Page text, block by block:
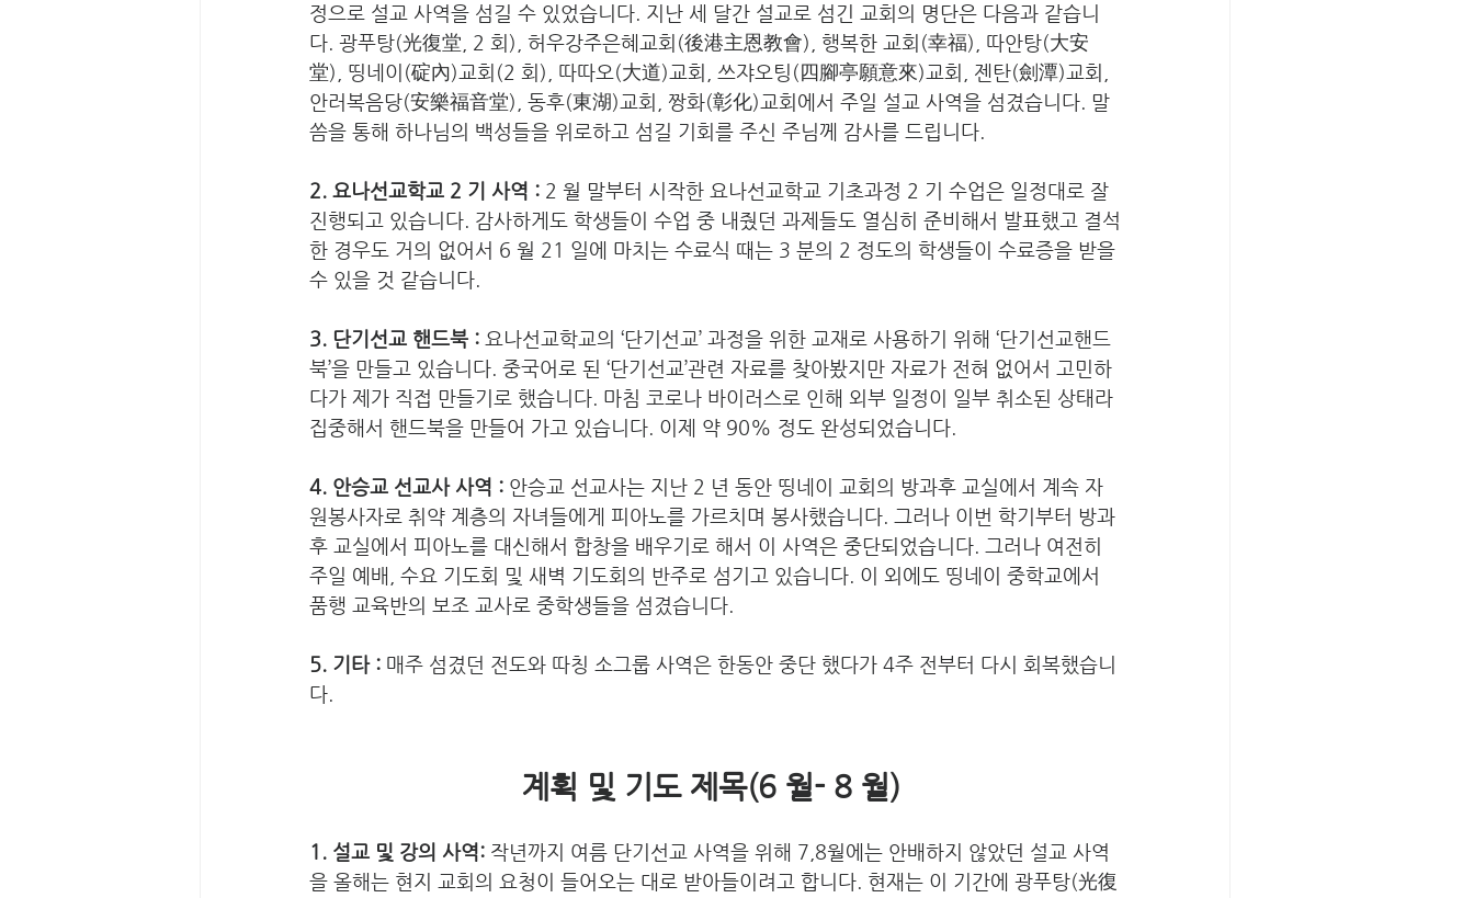
정으로 설교 사역을 섬길 수 있었습니다. 지난 세 달간 설교로 섬긴 교회의 명단은 다음과 같습니
다. 광푸탕(光復堂, 2 회), 허우강주은혜교회(後港主恩教會), 행복한 교회(幸福), 따안탕(大安
堂), 띵네이(碇內)교회(2 회), 따따오(大道)교회, 쓰쟈오팅(四腳亭願意來)교회, 젠탄(劍潭)교회,
안러복음당(安樂福音堂), 동후(東湖)교회, 짱화(彰化)교회에서 주일 설교 사역을 섬겼습니다. 말
씀을 통해 하나님의 백성들을 위로하고 섬길 기회를 주신 주님께 감사를 드립니다.
2. 요나선교학교 2 기 사역 : 2 월 말부터 시작한 요나선교학교 기초과정 2 기 수업은 일정대로 잘
진행되고 있습니다. 감사하게도 학생들이 수업 중 내줬던 과제들도 열심히 준비해서 발표했고 결석
한 경우도 거의 없어서 6 월 21 일에 마치는 수료식 때는 3 분의 2 정도의 학생들이 수료증을 받을
수 있을 것 같습니다.
3. 단기선교 핸드북 : 요나선교학교의 ‘단기선교’ 과정을 위한 교재로 사용하기 위해 ‘단기선교핸드
북’을 만들고 있습니다. 중국어로 된 ‘단기선교’관련 자료를 찾아봤지만 자료가 전혀 없어서 고민하
다가 제가 직접 만들기로 했습니다. 마침 코로나 바이러스로 인해 외부 일정이 일부 취소된 상태라
집중해서 핸드북을 만들어 가고 있습니다. 이제 약 90% 정도 완성되었습니다.
4. 안승교 선교사 사역 : 안승교 선교사는 지난 2 년 동안 띵네이 교회의 방과후 교실에서 계속 자
원봉사자로 취약 계층의 자녀들에게 피아노를 가르치며 봉사했습니다. 그러나 이번 학기부터 방과
후 교실에서 피아노를 대신해서 합창을 배우기로 해서 이 사역은 중단되었습니다. 그러나 여전히
주일 예배, 수요 기도회 및 새벽 기도회의 반주로 섬기고 있습니다. 이 외에도 띵네이 중학교에서
품행 교육반의 보조 교사로 중학생들을 섬겼습니다.
5. 기타 : 매주 섬겼던 전도와 따칭 소그룹 사역은 한동안 중단 했다가 4주 전부터 다시 회복했습니
다.
계획 및 기도 제목(6 월- 8 월)
1. 설교 및 강의 사역: 작년까지 여름 단기선교 사역을 위해 7,8월에는 안배하지 않았던 설교 사역
을 올해는 현지 교회의 요청이 들어오는 대로 받아들이려고 합니다. 현재는 이 기간에 광푸탕(光復